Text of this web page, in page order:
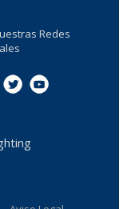
Redes